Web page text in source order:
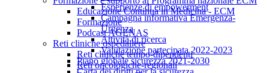
Educazione Continua in Medicina - ECM
Formazione
Podcast AGENAS
Reti cliniche ospedaliere
Reti cliniche tempo-dipendenti
Reti oncologiche-regionali
Esperienze di empowerment
Campagna informativa Emergenza-
Urgenza
Attività di ricerca
Valutazione partecipata 2022-2023
Piano globale sicurezza 2021-2030